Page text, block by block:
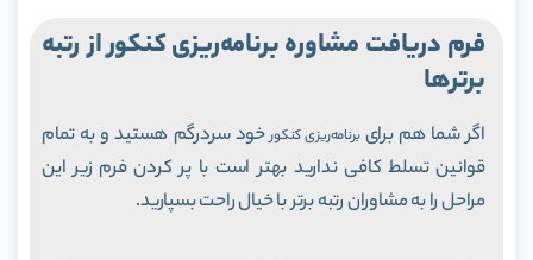
فرم دریافت مشاوره برنامه‌ریزی کنکور از رتبه
برترها
اگر شما هم برایبرنامه‌ریزی کنکورخود سردرگم هستید و به تمام
قوانین تسلط کافی ندارید بهتر است با پر کردن فرم زیر این
مراحل را به مشاوران رتبه برتر با خیال راحت بسپارید.